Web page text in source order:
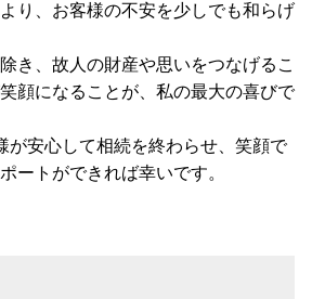
り、お客様の不安を少しでも和らげ
き、故人の財産や思いをつなげるこ
顔になることが、私の最大の喜びで
が安心して相続を終わらせ、笑顔で
ートができれば幸いです。